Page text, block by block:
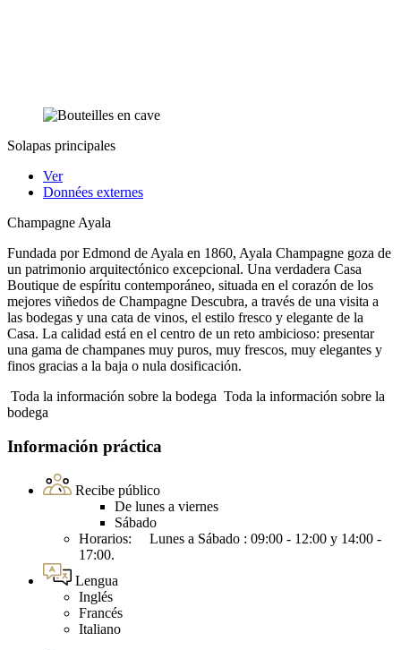
Solapas principales
Ver
Données externes
Champagne Ayala
Fundada por Edmond de Ayala en 1860, Ayala Champagne goza de
un patrimonio arquitectónico excepcional. Una verdadera Casa
Boutique de espíritu contemporáneo, situada en el corazón de los
mejores viñedos de Champagne Descubra, a través de una visita a
las bodegas y una cata de vinos, el estilo fresco y elegante de la
Casa. La calidad está en el centro de un reto ambicioso: presentar
una gama de champanes muy puros, muy frescos, muy elegantes y
finos gracias a la baja o nula dosificación.
Toda la información sobre la bodega Toda la información sobre la
bodega
Información práctica
Recibe público
De lunes a viernes
Sábado
Horarios: Lunes a Sábado : 09:00 - 12:00 y 14:00 -
17:00.
Lengua
Inglés
Francés
Italiano